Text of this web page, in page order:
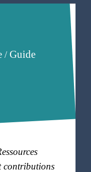
/Guide
contributions